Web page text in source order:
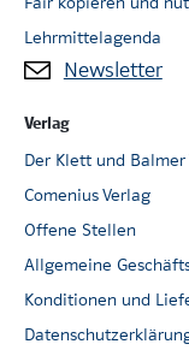
Lehrmittelagenda
Newsletter
Verlag
Der Klett und Balmer
Comenius Verlag
Offene Stellen
Allgemeine
Konditionen und